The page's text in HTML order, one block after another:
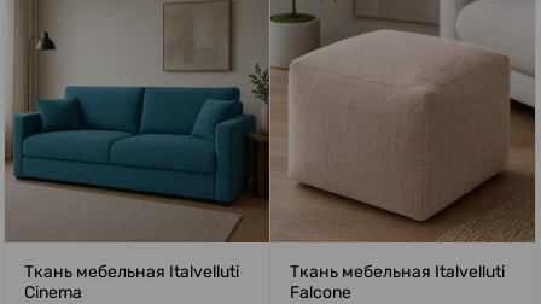
Ткань мебельная Italvelluti
Cinema
Ткань мебельная Italvelluti
Falcone